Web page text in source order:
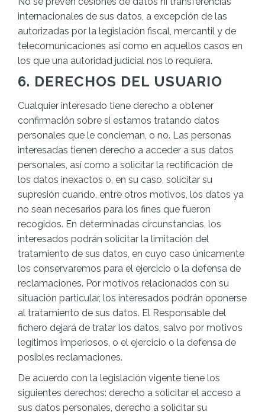
internacionales de sus datos, a excepción de las
autorizadas por la legislación fiscal, mercantil y de
telecomunicaciones así como en aquellos casos en
los que una autoridad judicial nos lo requiera.
6. DERECHOS DEL USUARIO
Cualquier interesado tiene derecho a obtener
confirmación sobre si estamos tratando datos
personales que le conciernan, o no. Las personas
interesadas tienen derecho a acceder a sus datos
personales, así como a solicitar la rectificación de
los datos inexactos o, en su caso, solicitar su
supresión cuando, entre otros motivos, los datos ya
no sean necesarios para los fines que fueron
recogidos. En determinadas circunstancias, los
interesados podrán solicitar la limitación del
tratamiento de sus datos, en cuyo caso únicamente
los conservaremos para el ejercicio o la defensa de
reclamaciones. Por motivos relacionados con su
situación particular, los interesados podrán oponerse
al tratamiento de sus datos. El Responsable del
fichero dejará de tratar los datos, salvo por motivos
legítimos imperiosos, o el ejercicio o la defensa de
posibles reclamaciones.
De acuerdo con la legislación vigente tiene los
siguientes derechos: derecho a solicitar el acceso a
sus datos personales, derecho a solicitar su